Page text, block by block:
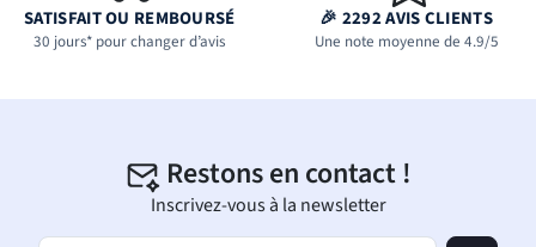
SATISFAIT OU REMBOURSÉ
30 jours* pour changer d’avis
🎉 2292 AVIS CLIENTS
Une note moyenne de 4.9/5
Restons en contact !
Inscrivez-vous à la newsletter